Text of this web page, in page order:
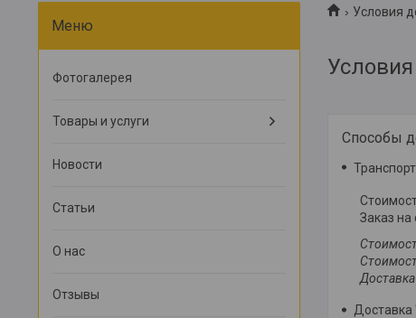
Условия
Способы
Заказ на
Фотогалерея
Товары и услуги
Новости
Статьи
О нас
Отзывы